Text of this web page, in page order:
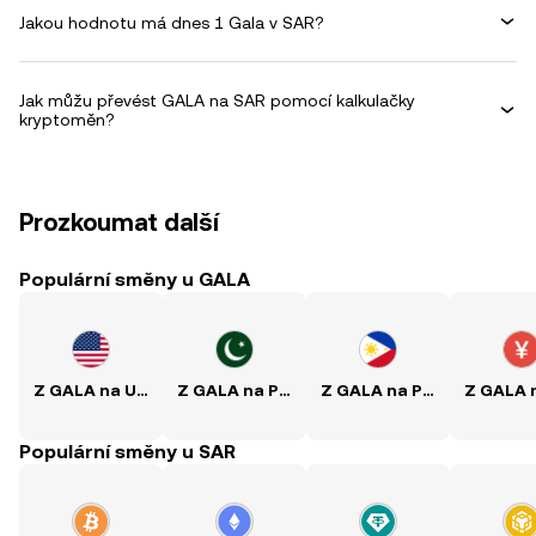
Jakou hodnotu má dnes 1 Gala v SAR?
Jak můžu převést GALA na SAR pomocí kalkulačky
kryptoměn?
Prozkoumat další
Populární směny u GALA
Z GALA na USD Z GALA na PKR Z GALA na PHP
Populární směny u SAR